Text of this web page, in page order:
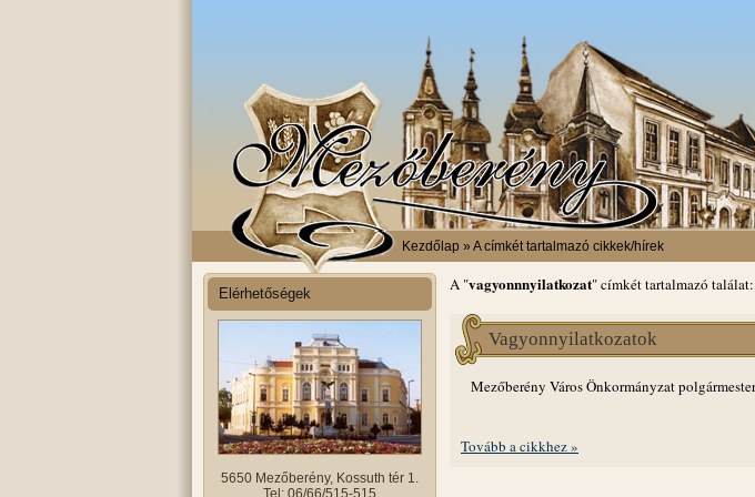
Kezdőlap » A címkét tartalmazó cikkek/hírek
Elérhetőségek
5650 Mezőberény, Kossuth tér 1.
Tel: 06/66/515-515
A "vagyonnnyilatkozat" címkét tartalmazó találat:
Vagyonnyilatkozatok
Mezőberény Város Önkormányzat
Tovább a cikkhez »